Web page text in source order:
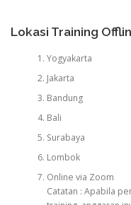
Lokasi Training
Yogyakarta
Jakarta
Bandung
Bali
Surabaya
Lombok
Online via Zoom
Catatan : Apabila